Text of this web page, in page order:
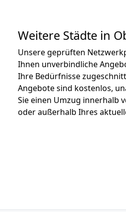
Weitere Städte in
Unsere geprüften
Ihnen unverbindliche
Ihre Bedürfnisse
Angebote sind kostenlos,
Sie einen Umzug innerhalb
oder außerhalb Ihres